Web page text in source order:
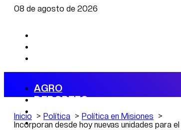
08 de agosto de 2026
AGRO
DEPORTES
ECONOMÍA
POLÍTICA
Inicio Política
Política en Misiones
Incorporan desde hoy nuevas unidades para